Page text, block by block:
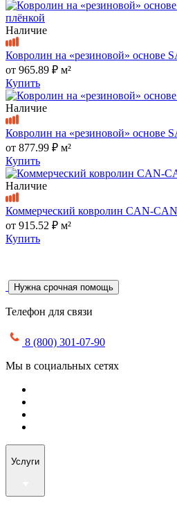
Наличие
Ковролин на «резиновой» основе
от 965.89 ₽ м²
Купить
Наличие
Ковролин на «резиновой» основе
от 877.99 ₽ м²
Купить
Наличие
Коммерческий ковролин CAN-CAN
от 915.52 ₽ м²
Купить
Нужна срочная помощь
Телефон для связи
8 (800) 301-07-90
Мы в социальных сетях
Услуги